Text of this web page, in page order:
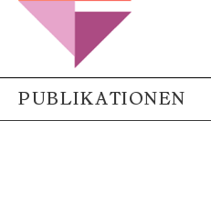
PUBLIKATIONEN